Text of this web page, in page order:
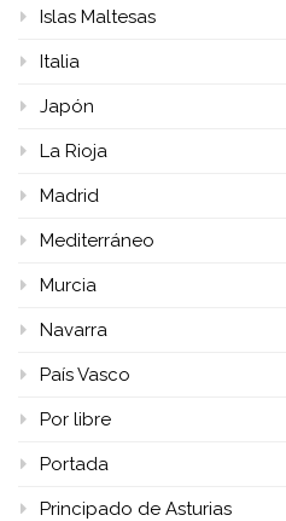
Islas Maltesas
Italia
Japón
La Rioja
Madrid
Mediterráneo
Murcia
Navarra
País Vasco
Por libre
Portada
Principado de Asturias